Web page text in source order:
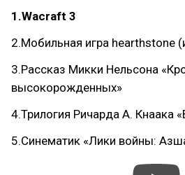
1.Wacraft 3
2.Мобильная игра hearthstone
3.Рассказ Микки Нельсона
высокорожденных»
4.Трилогия Ричарда А. Кнаака
5.Синематик «Лики войны: